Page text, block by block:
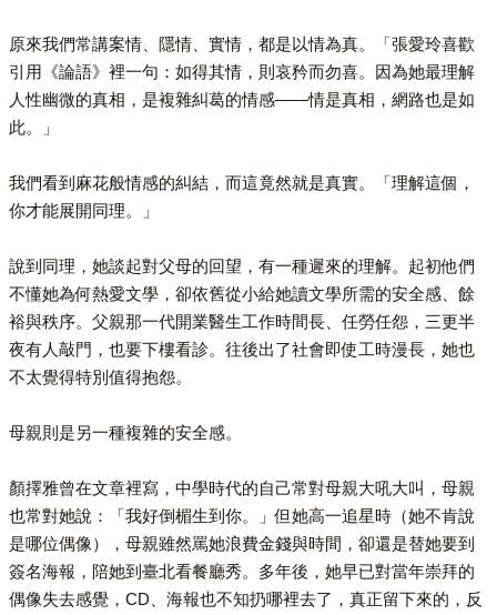
原來我們常講案情、隱情、實情，都是以情為真。「張愛玲喜歡
引用《論語》裡一句：如得其情，則哀矜而勿喜。因為她最理解
人性幽微的真相，是複雜糾葛的情感——情是真相，網路也是如
此。」
我們看到麻花般情感的糾結，而這竟然就是真實。「理解這個，
你才能展開同理。」
說到同理，她談起對父母的回望，有一種遲來的理解。起初他們
不懂她為何熱愛文學，卻依舊從小給她讀文學所需的安全感、餘
裕與秩序。父親那一代開業醫生工作時間長、任勞任怨，三更半
夜有人敲門，也要下樓看診。往後出了社會即使工時漫長，她也
不太覺得特別值得抱怨。
母親則是另一種複雜的安全感。
顏擇雅曾在文章裡寫，中學時代的自己常對母親大吼大叫，母親
也常對她說：「我好倒楣生到你。」但她高一追星時（她不肯說
是哪位偶像），母親雖然罵她浪費金錢與時間，卻還是替她要到
簽名海報，陪她到臺北看餐廳秀。多年後，她早已對當年崇拜的
偶像失去感覺，CD、海報也不知扔哪裡去了，真正留下來的，反